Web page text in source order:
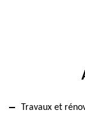
Travaux et